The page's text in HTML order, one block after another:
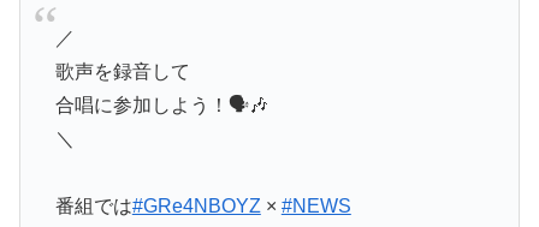
／
歌声を録音して
合唱に参加しよう！🗣🎶
＼
番組では#GRe4NBOYZ × #NEWS